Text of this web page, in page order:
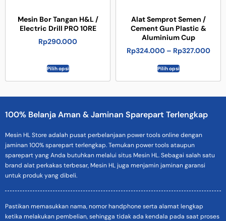
Mesin Bor Tangan H&L /
Electric Drill PRO 10RE
Rp290.000
Pilih opsi
Alat Semprot Semen /
Cement Gun Plastic &
Aluminium Cup
Rp324.000 – Rp327.000
Pilih opsi
100% Belanja Aman & Jaminan Sparepart Terlengkap
Mesin HL Store adalah pusat perbelanjaan power tools online dengan
jaminan 100% sparepart terlengkap. Temukan power tools ataupun
sparepart yang Anda butuhkan melalui situs Mesin HL. Sebagai salah satu
brand alat perkakas terbesar, Mesin HL juga menjamin jaminan garansi
untuk produk yang dibeli.
Pastikan memasukkan nama, nomor handphone serta alamat lengkap
ketika melakukan pembelian, sehingga tidak ada kendala pada saat proses